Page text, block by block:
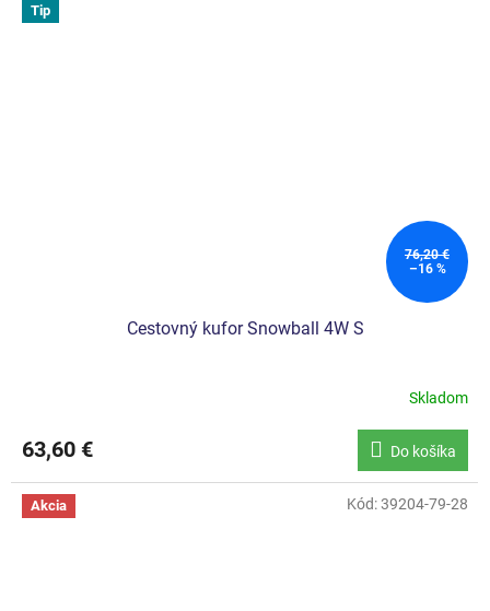
Tip
76,20 €
–16 %
Cestovný kufor Snowball 4W S
produktu
je
5,0
Skladom
63,60 € Do košíka
Akcia Kód:39204-79-28